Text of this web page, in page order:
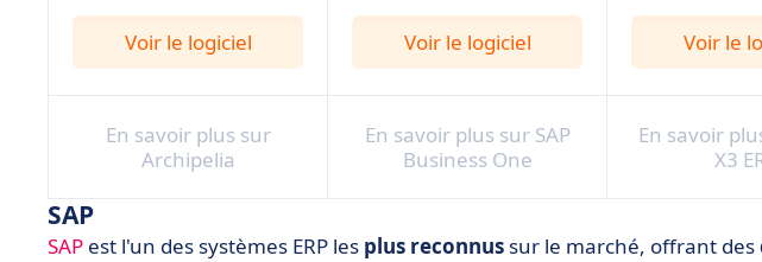
Voir le logiciel Voir le logiciel Voir le
En savoir plus sur
Archipelia
En savoir plus sur SAP
Business One
En savoir
X3
SAP
SAP est l'un des systèmes ERP les plus reconnus sur le marché, offrant des